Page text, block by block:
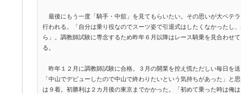
最後にもう一度「騎手・中舘」を見てもらいたい。その思いが大ベテ
行われる。「自分は乗り役なのでスーツ姿で引退式はしたくなかったし
ら」。調教師試験に専念するため昨年６月以降はレース騎乗を見合わせ
る。
昨年１２月に調教師試験に合格。３月の開業を控え慌ただしい毎日を
「中山でデビューしたので中山で終わりたいという気持ちがあった」
は９着。初勝利は２カ月後の東京までかかった。「初めて乗った時は俺